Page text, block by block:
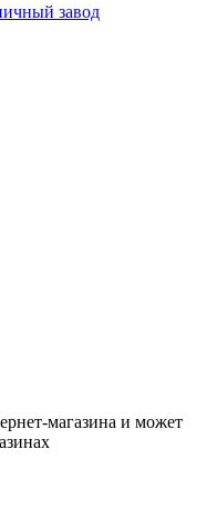
завод
магазина и может